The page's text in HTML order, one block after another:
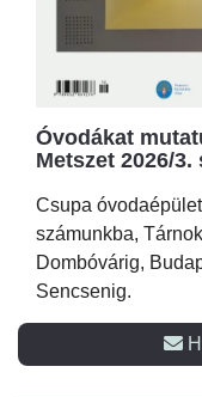
Óvodákat
Metszet 2026/3.
Csupa
számunkba,
Dombóvárig,
Sencsenig.